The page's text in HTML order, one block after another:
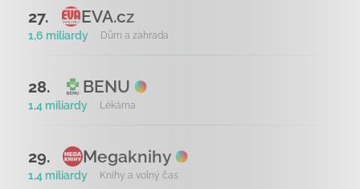
27. EVA.cz
1,6 miliardy Dům a zahrada
28. BENU
1,4 miliardy Lékárna
29. Megaknihy
1,4 miliardy Knihy a volný čas